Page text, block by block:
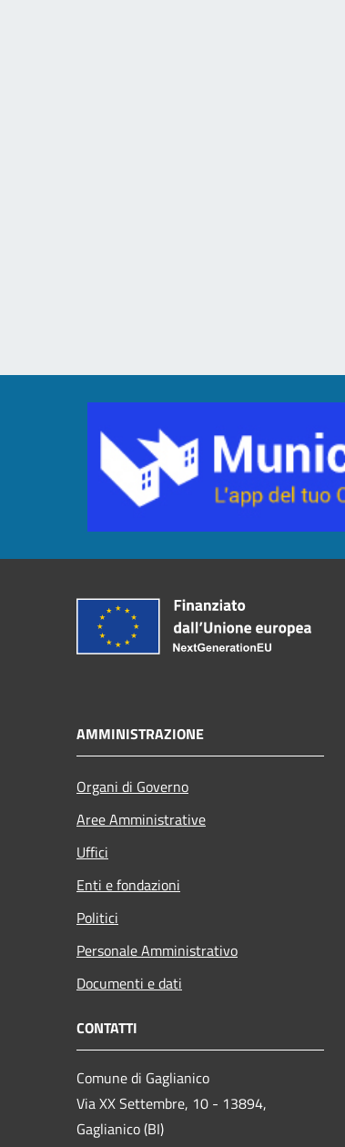
AMMINISTRAZIONE
Organi di Governo
Aree Amministrative
Uffici
Enti e fondazioni
Politici
Personale Amministrativo
Documenti e dati
CONTATTI
Comune di Gaglianico
Via XX Settembre, 10 - 13894,
Gaglianico (BI)